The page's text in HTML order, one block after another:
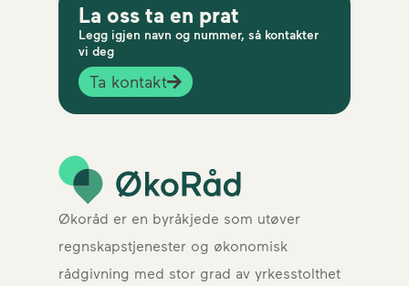
La oss ta en prat
Legg igjen navn og nummer, så kontakter
vi deg
Ta kontakt
Økoråd er en byråkjede som utøver
regnskapstjenester og økonomisk
rådgivning med stor grad av yrkesstolthet